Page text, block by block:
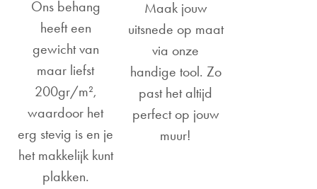
Ons behang
heeft een
gewicht van
maar liefst
200gr/m²,
waardoor het
erg stevig is en je
het makkelijk kunt
plakken.
Maak jouw
uitsnede op maat
via onze
handige tool. Zo
past het altijd
perfect op jouw
muur!